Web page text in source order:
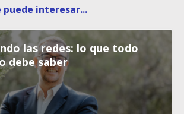
interesar...
las redes: lo que todo
debe saber